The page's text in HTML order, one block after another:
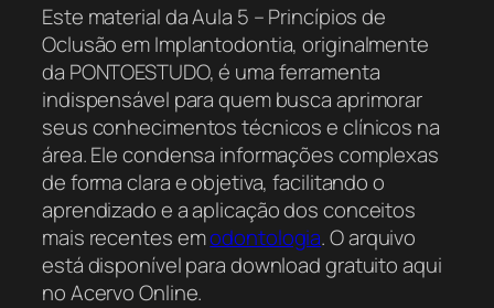
Este material da Aula 5 – Princípios de
Oclusão em Implantodontia, originalmente
da PONTOESTUDO, é uma ferramenta
indispensável para quem busca aprimorar
seus conhecimentos técnicos e clínicos na
área. Ele condensa informações complexas
de forma clara e objetiva, facilitando o
aprendizado e a aplicação dos conceitos
mais recentes emodontologia. O arquivo
está disponível para download gratuito aqui
no Acervo Online.